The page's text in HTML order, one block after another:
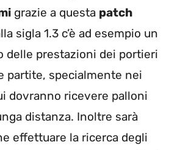
grazie a questa patch
sigla 1.3 c’è ad esempio un
delle prestazioni dei portieri
partite, specialmente nei
dovranno ricevere palloni
distanza. Inoltre sarà
effettuare la ricerca degli